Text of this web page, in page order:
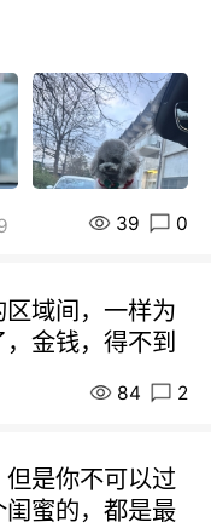
39 0
域间，一样为
金钱，得不到
84 2
是你不可以过
蜜的，都是最